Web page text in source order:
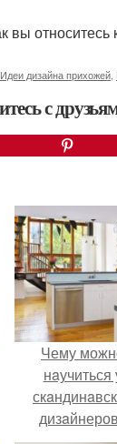
вы
Идеи дизайна прихожей
с
Чему
нaучиться